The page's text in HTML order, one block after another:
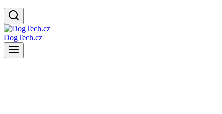
DogTech.cz